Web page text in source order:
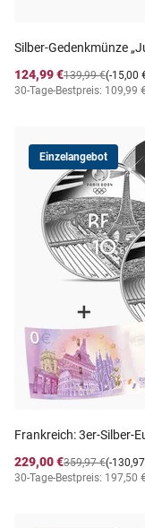
Silber-Gedenkmünze
124,99 €
(-15,00
139,99 €
30-Tage-Bestpreis: 109,99 €
Einzelangebot
Frankreich: 3er-Silber-
229,00 €
(-
359,97 €
30-Tage-Bestpreis: 197,50 €